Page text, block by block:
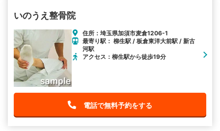
いのうえ整骨院
住所：埼玉県加須市麦倉1206-1
最寄り駅： 柳生駅 / 板倉東洋大前駅 / 新古
河駅
アクセス：柳生駅から徒歩19分
電話で無料予約をする